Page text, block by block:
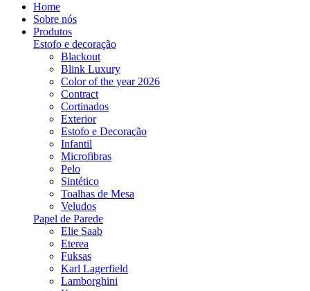
Home
Sobre nós
Produtos
Estofo e decoração
Blackout
Blink Luxury
Color of the year 2026
Contract
Cortinados
Exterior
Estofo e Decoração
Infantil
Microfibras
Pelo
Sintético
Toalhas de Mesa
Veludos
Papel de Parede
Elie Saab
Eterea
Fuksas
Karl Lagerfield
Lamborghini